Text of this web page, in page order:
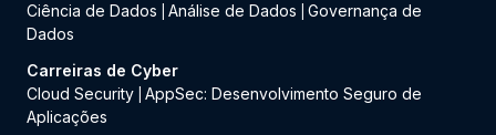
Ciência de Dados
Análise de Dados
Governança de
Dados
Carreiras de Cyber
Cloud Security AppSec: Desenvolvimento Seguro de
Aplicações